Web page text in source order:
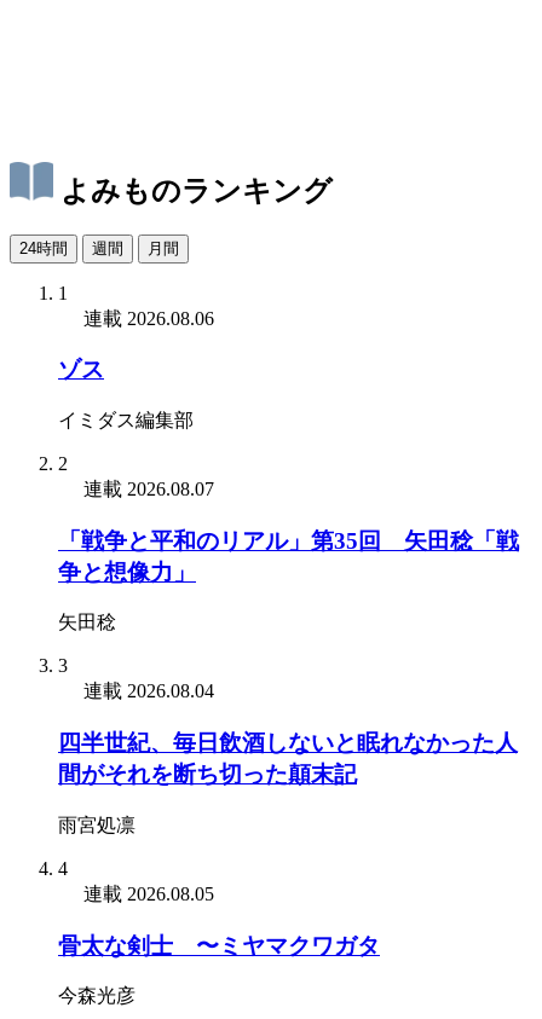
よみものランキング
24時間 週間 月間
1
連載 2026.08.06
ゾス
イミダス編集部
2
連載 2026.08.07
「戦争と平和のリアル」第35回 矢田稔「戦
争と想像力」
矢田稔
3
連載 2026.08.04
四半世紀、毎日飲酒しないと眠れなかった人
間がそれを断ち切った顛末記
雨宮処凛
4
連載 2026.08.05
骨太な剣士 〜ミヤマクワガタ
今森光彦